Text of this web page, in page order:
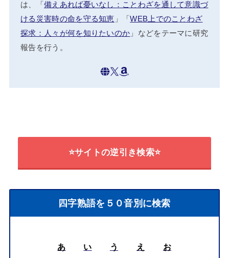
は、「備えあれば憂いなし：ことわざを通して意識づ
ける災害時の命を守る知恵 」「WEB上でのことわざ
探求：人々が何を知りたいのか 」などをテーマに研究
報告を行う。
⭐サイトの逆引き検索⭐
四字熟語を５０音別に検索
あ い う え
お